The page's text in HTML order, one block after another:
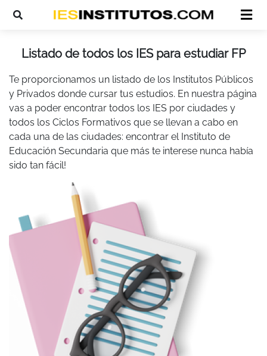
Listado de todos los IES para estudiar FP
Te proporcionamos un listado de los Institutos Públicos
y Privados donde cursar tus estudios. En nuestra página
vas a poder encontrar todos los IES por ciudades y
todos los Ciclos Formativos que se llevan a cabo en
cada una de las ciudades: encontrar el Instituto de
Educación Secundaria que más te interese nunca había
sido tan fácil!